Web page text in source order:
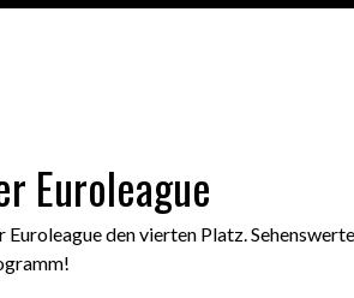
Euroleague
Euroleague den vierten Platz.